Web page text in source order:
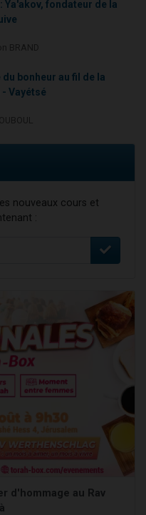
Ya'akov, fondateur de la
du bonheur au fil de la
- Vayétsé
nouveaux cours et
:
d'hommage au Rav